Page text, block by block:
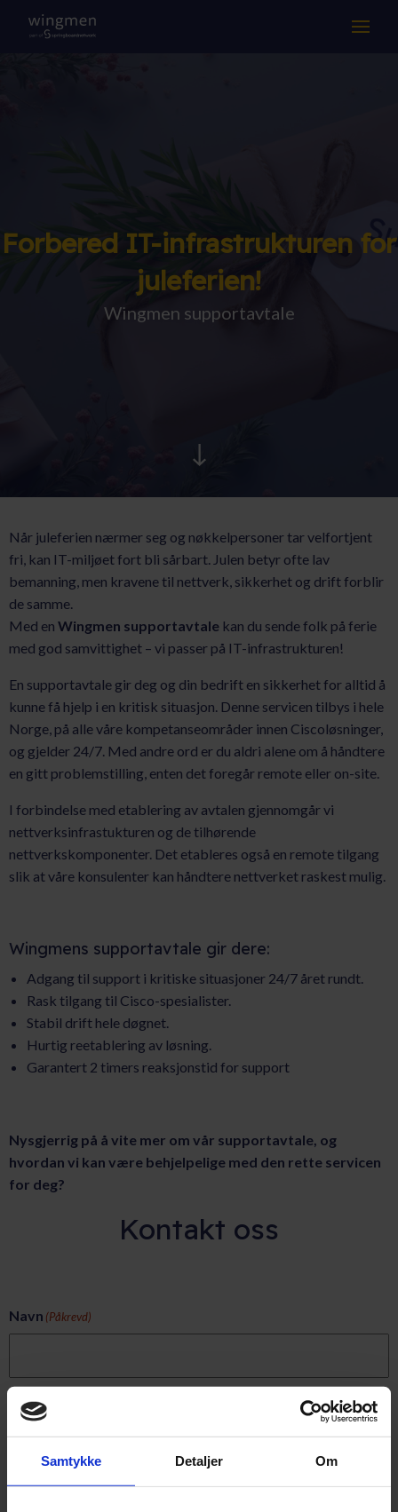
Samtykke Detaljer Om
Suksesshistorier
Aktuelt
Jobb hos oss
Forbered IT-infrastrukturen for
juleferien!
Wingmen supportavtale
Når juleferien nærmer seg og nøkkelpersoner tar velfortjent
fri, kan IT-miljøet fort bli sårbart. Julen betyr ofte lav
bemanning, men kravene til nettverk, sikkerhet og drift forblir
de samme.
Med en Wingmen supportavtale kan du sende folk på ferie
med god samvittighet – vi passer på IT-infrastrukturen!
En supportavtale gir deg og din bedrift en sikkerhet for alltid å
kunne få hjelp i en kritisk situasjon. Denne servicen tilbys i hele
Norge, på alle våre kompetanseområder innen Ciscoløsninger,
og gjelder 24/7. Med andre ord er du aldri alene om å håndtere
en gitt problemstilling, enten det foregår remote eller on-site.
I forbindelse med etablering av avtalen gjennomgår vi
nettverksinfrastukturen og de tilhørende
nettverkskomponenter. Det etableres også en remote tilgang
slik at våre konsulenter kan håndtere nettverket raskest mulig.
Wingmens supportavtale gir dere:
Adgang til support i kritiske situasjoner 24/7 året rundt.
Rask tilgang til Cisco-spesialister.
Stabil drift hele døgnet.
Hurtig reetablering av løsning.
Garantert 2 timers reaksjonstid for support
Nysgjerrig på å vite mer om vår supportavtale, og
hvordan vi kan være behjelpelige med den rette servicen
for deg?
Kontakt oss
Navn (Påkrevd)
Epost
Firma